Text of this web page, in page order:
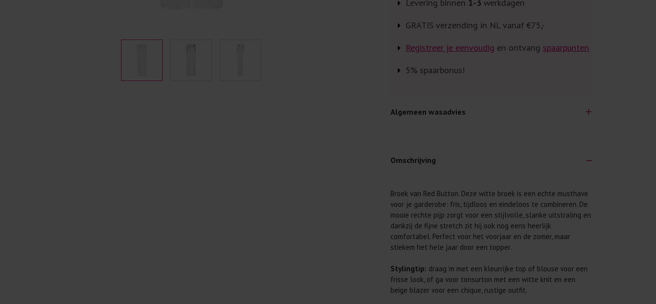
Levering binnen 1-3werkdagen
GRATIS verzending in NL vanaf €75,-
Registreer je eenvoudig en ontvang spaarpunten
5% spaarbonus!
Algemeen wasadvies
Daarom geven wij een aantal algemene was-tips:
Lees altijd eerst even het was-etiket.
Was kleding binnenste buiten. Dat beschermt de
buitenkant.
Wees zuinig met wasmiddel. Per kledingstuk is een drupje
Was zo koud mogelijk. Op 20 of 30 graden wassen is vaak
al prima.
Omschrijving
Broek van Red Button. Deze witte broek is een echte musthave
voor je garderobe: fris, tijdloos en eindeloos te combineren. De
mooie rechte pijp zorgt voor een stijlvolle, slanke uitstraling en
dankzij de fijne stretch zit hij ook nog eens heerlijk
comfortabel. Perfect voor het voorjaar en de zomer, maar
stiekem het hele jaar door een topper.
Stylingtip: draag ‘m met een kleurrijke top of blouse voor een
frisse look, of ga voor tonsurton met een witte knit en een
beige blazer voor een chique, rustige outfit.